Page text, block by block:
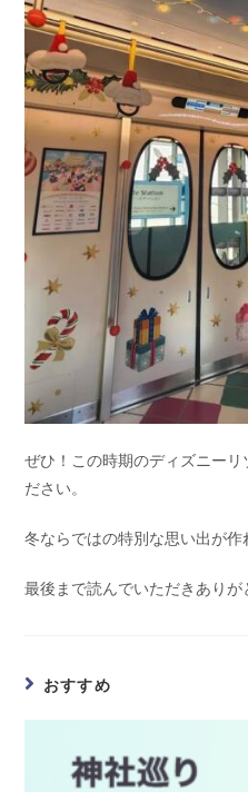
ぜひ！この時期のディズニー
ださい。
冬ならではの特別な思い出が作
最後まで読んでいただきありが
おすすめ